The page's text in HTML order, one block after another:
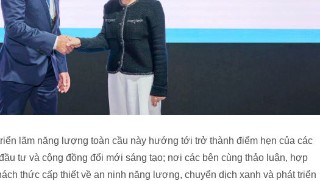
lãm năng lượng toàn cầu này hướng tới trở thành điểm hẹn của các
tư và cộng đồng đổi mới sáng tạo; nơi các bên cùng thảo luận, hợp
thức cấp thiết về an ninh năng lượng, chuyển dịch xanh và phát triển